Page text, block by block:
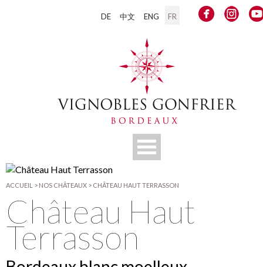
DE 中文 ENG FR
ACCUEIL > NOS CHÂTEAUX > CHÂTEAU HAUT TERRASSON
Château Haut
Terrasson